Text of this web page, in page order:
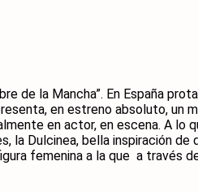
de la Mancha”. En España
en estreno absoluto, un
en actor, en escena. A lo
la Dulcinea, bella inspiración de
femenina a la que a través